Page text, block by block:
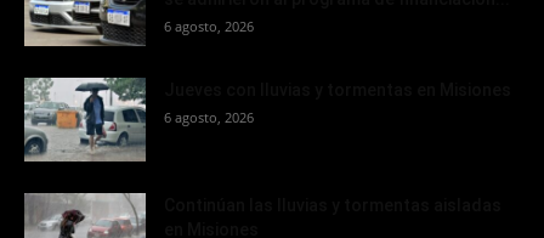
6 agosto, 2026
6 agosto, 2026